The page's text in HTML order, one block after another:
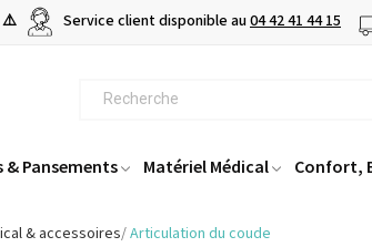
⚠️ Service client disponible au04 42 41 44 15
& Pansements Matériel Médical Confort,
& accessoires Articulation du coude